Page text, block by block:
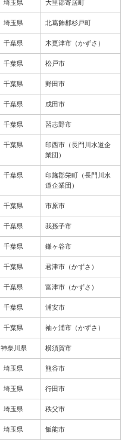
埼玉県 大里郡寄居町
埼玉県 北葛飾郡杉戸町
千葉県 木更津市（かずさ）
千葉県 松戸市
千葉県 野田市
千葉県 成田市
千葉県 習志野市
千葉県
印西市（長門川水道企
業団）
千葉県
印旛郡栄町（長門川水
道企業団）
千葉県 市原市
千葉県 我孫子市
千葉県 鎌ヶ谷市
千葉県 君津市（かずさ）
千葉県 富津市（かずさ）
千葉県 浦安市
千葉県 袖ヶ浦市（かずさ）
神奈川県 横須賀市
埼玉県 熊谷市
埼玉県 行田市
埼玉県 秩父市
埼玉県 飯能市